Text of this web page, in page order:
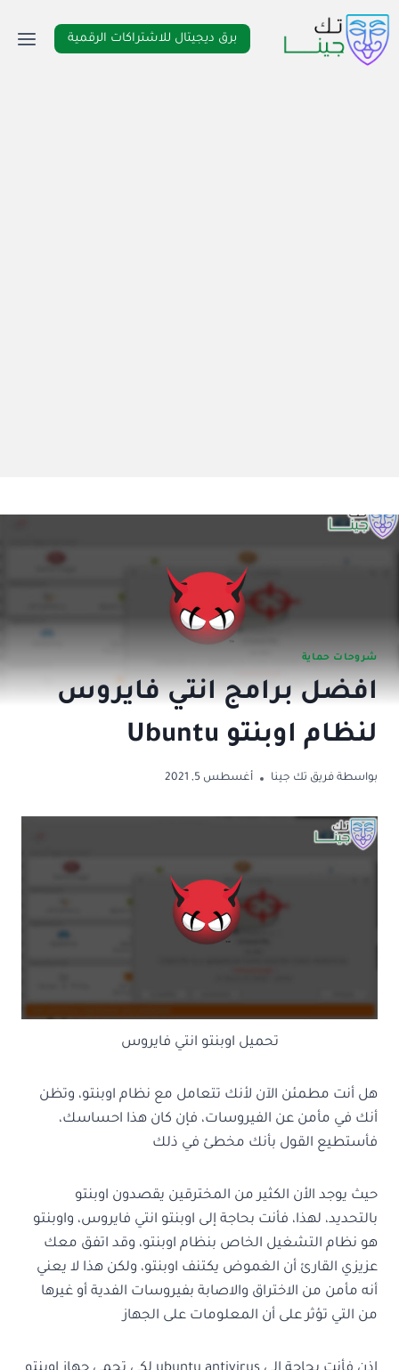
التجاوز
إلى
المحتوى
برق ديجيتال للاشتراكات الرقمية
شروحات حماية
افضل برامج انتي فايروس
لنظام اوبنتو Ubuntu
بواسطة فريق تك جينا أغسطس 5, 2021
تحميل اوبنتو انتي فايروس
هل أنت مطمئن الآن لأنك تتعامل مع نظام اوبنتو، وتظن
أنك في مأمن عن الفيروسات، فإن كان هذا احساسك،
فأستطيع القول بأنك مخطئ في ذلك
حيث يوجد الأن الكثير من المخترقين يقصدون اوبنتو
بالتحديد، لهذا، فأنت بحاجة إلى اوبنتو انتي فايروس، واوبنتو
هو نظام التشغيل الخاص بنظام اوبنتو، وقد اتفق معك
عزيزي القارئ أن الغموض يكتنف اوبنتو، ولكن هذا لا يعني
أنه مأمن من الاختراق والاصابة بفيروسات الفدية أو غيرها
من التي تؤثر على أن المعلومات على الجهاز